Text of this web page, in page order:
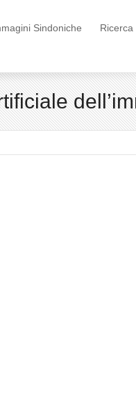
Sindoniche Ricerca